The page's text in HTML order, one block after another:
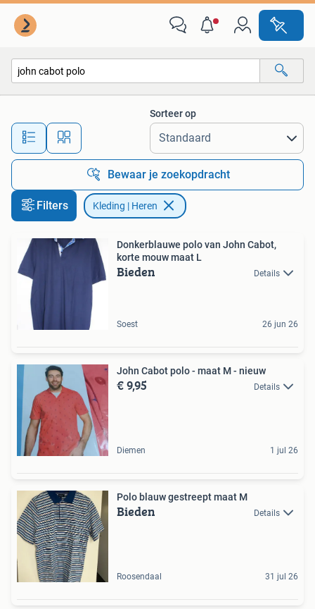
Alle afstanden…
Sorteer op
Bewaar je zoekopdracht
Filters Kleding | Heren
Donkerblauwe polo van John Cabot,
korte mouw maat L
Bieden Details
Soest 26 jun 26
John Cabot polo - maat M - nieuw
€ 9,95 Details
Diemen 1 jul 26
Polo blauw gestreept maat M
Bieden Details
Roosendaal 31 jul 26